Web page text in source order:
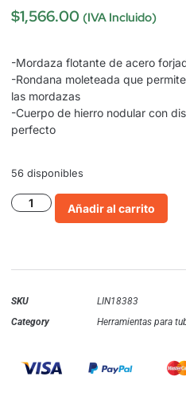
$1,566.00 (IVA Incluido)
-Mordaza flotante de acero
-Rondana moleteada que
las mordazas
-Cuerpo de hierro nodular con
perfecto
56 disponibles
Añadir al carrito
SKU
LIN18383
Category
Herramientas para